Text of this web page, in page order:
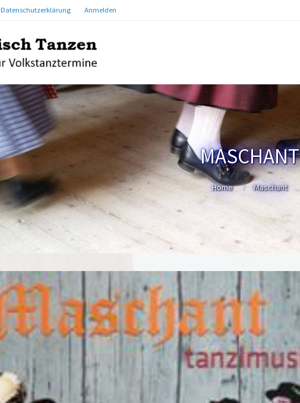
Datenschutzerklärung Anmelden
MASCHANT
Home Maschant